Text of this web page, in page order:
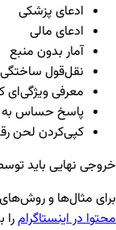
ادعای پزشکی
ادعای مالی
آمار بدون منبع
نقل‌قول ساختگی
معرفی
پاسخ حساس
کپی‌کردن لحن
خروجی نهایی باید
برای مثال‌ها و
محتوا در اینستاگرامرا